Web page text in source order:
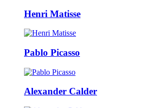
Henri Matisse
Pablo Picasso
Alexander Calder